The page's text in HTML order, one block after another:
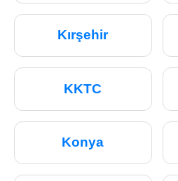
Kırşehir
KKTC
Konya